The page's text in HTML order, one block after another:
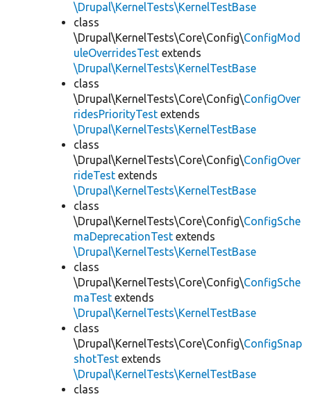
\Drupal\KernelTests\KernelTestBase
class
\Drupal\KernelTests\Core\Config\ConfigMod
uleOverridesTest extends
\Drupal\KernelTests\KernelTestBase
class
\Drupal\KernelTests\Core\Config\ConfigOver
ridesPriorityTest extends
\Drupal\KernelTests\KernelTestBase
class
\Drupal\KernelTests\Core\Config\ConfigOver
rideTest extends
\Drupal\KernelTests\KernelTestBase
class
\Drupal\KernelTests\Core\Config\ConfigSche
maDeprecationTest extends
\Drupal\KernelTests\KernelTestBase
class
\Drupal\KernelTests\Core\Config\ConfigSche
maTest extends
\Drupal\KernelTests\KernelTestBase
class
\Drupal\KernelTests\Core\Config\ConfigSnap
shotTest extends
\Drupal\KernelTests\KernelTestBase
class